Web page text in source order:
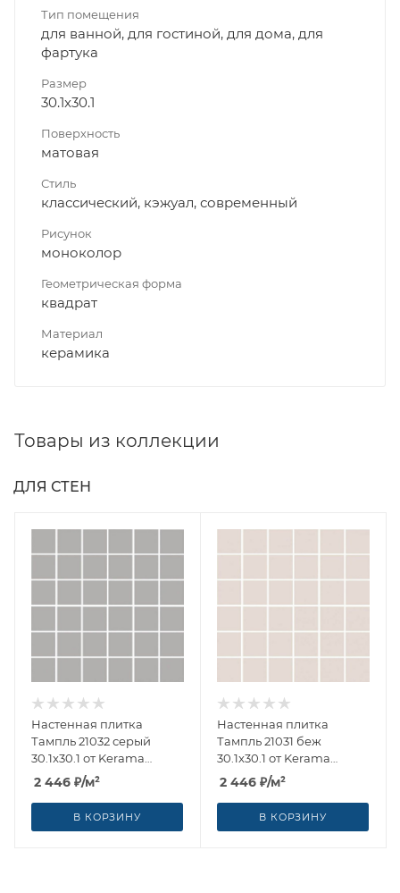
Тип помещения
для ванной, для гостиной, для дома, для
фартука
Размер
30.1x30.1
Поверхность
матовая
Стиль
классический, кэжуал, современный
Рисунок
моноколор
Геометрическая форма
квадрат
Материал
керамика
Товары из коллекции
ДЛЯ СТЕН
Настенная плитка
Тампль 21032 серый
30.1x30.1 от Kerama
Marazzi (Россия)
2 446 ₽/м²
В КОРЗИНУ
Настенная плитка
Тампль 21031 беж
30.1x30.1 от Kerama
Marazzi (Россия)
2 446 ₽/м²
В КОРЗИНУ